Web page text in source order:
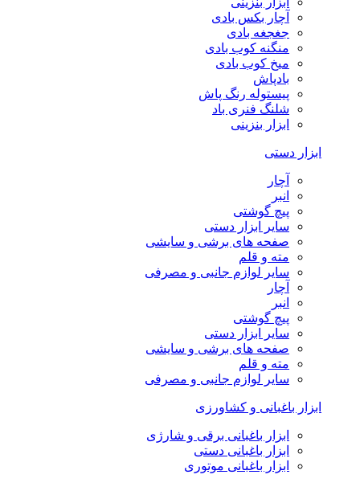
آچار بکس بادی
جغجغه بادی
منگنه کوب بادی
میخ کوب بادی
بادپاش
پیستوله رنگ پاش
شلنگ فنری باد
ابزار بنزینی
ابزار دستی
آچار
انبر
پیچ گوشتی
سایر ابزار دستی
صفحه های برشی و سایشی
مته و قلم
سایر لوازم جانبی و مصرفی
آچار
انبر
پیچ گوشتی
سایر ابزار دستی
صفحه های برشی و سایشی
مته و قلم
سایر لوازم جانبی و مصرفی
ابزار باغبانی و کشاورزی
ابزار باغبانی برقی و شارژی
ابزار باغبانی دستی
ابزار باغبانی موتوری